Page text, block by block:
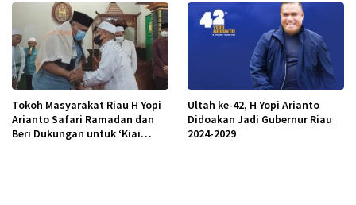
Tokoh Masyarakat Riau H Yopi
Arianto Safari Ramadan dan
Beri Dukungan untuk ‘Kiai
Ultah ke-42, H Yopi Arianto
Didoakan Jadi Gubernur Riau
2024-2029